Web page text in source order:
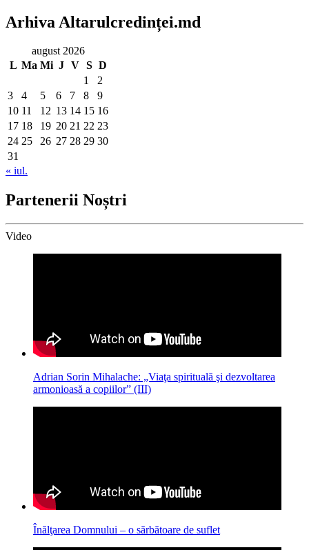
Arhiva Altarulcredinței.md
august 2026
L Ma Mi J V S D
1
2
3
4 5 6 7 8
9
10 11 12 13 14 15 16
17 18 19 20 21 22 23
24 25 26 27 28 29 30
31
« iul.
Partenerii Noștri
Video
Adrian Sorin Mihalache: „Viaţa spirituală şi dezvoltarea
armonioasă a copiilor” (III)
Înălţarea Domnului – o sărbătoare de suflet